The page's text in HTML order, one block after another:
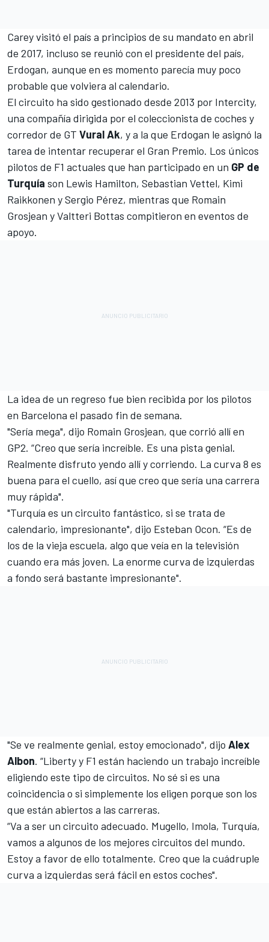
Carey visitó el país a principios de su mandato en abril
de 2017, incluso se reunió con el presidente del país,
Erdogan, aunque en es momento parecía muy poco
probable que volviera al calendario.
El circuito ha sido gestionado desde 2013 por Intercity,
una compañía dirigida por el coleccionista de coches y
corredor de GT VuralAk, y a la que Erdogan le asignó la
tarea de intentar recuperar el Gran Premio. Los únicos
pilotos de F1 actuales que han participado en un GP de
Turquía son Lewis Hamilton, Sebastian Vettel, Kimi
Raikkonen y Sergio Pérez, mientras que Romain
Grosjean y Valtteri Bottas compitieron en eventos de
apoyo.
La idea de un regreso fue bien recibida por los pilotos
en Barcelona el pasado fin de semana.
"Sería mega", dijo Romain Grosjean, que corrió allí en
GP2. “Creo que sería increíble. Es una pista genial.
Realmente disfruto yendo allí y corriendo. La curva 8 es
buena para el cuello, así que creo que sería una carrera
muy rápida".
"Turquía es un circuito fantástico, si se trata de
calendario, impresionante", dijo Esteban Ocon. “Es de
los de la vieja escuela, algo que veía en la televisión
cuando era más joven. La enorme curva de izquierdas
a fondo será bastante impresionante".
"Se ve realmente genial, estoy emocionado", dijo Alex
Albon. “Liberty y F1 están haciendo un trabajo increíble
eligiendo este tipo de circuitos. No sé si es una
coincidencia o si simplemente los eligen porque son los
que están abiertos a las carreras.
“Va a ser un circuito adecuado. Mugello, Imola, Turquía,
vamos a algunos de los mejores circuitos del mundo.
Estoy a favor de ello totalmente. Creo que la cuádruple
curva a izquierdas será fácil en estos coches".